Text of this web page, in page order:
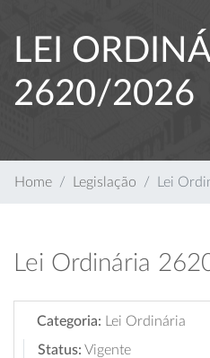
LEI
2620/2026
Home Legislação Lei
Lei Ordinária
Categoria:
Lei Ordinária
Status: Vigente